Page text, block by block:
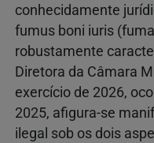
conhecidamente
fumus boni iuris
robustamente
Diretora da Câmara
exercício de 2026,
2025, afigura-se
ilegal sob os dois